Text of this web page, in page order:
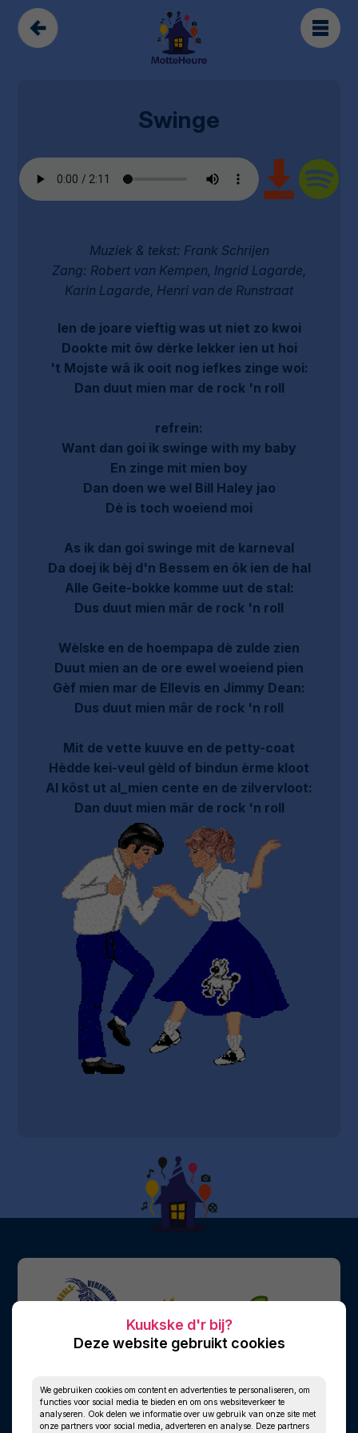
Swinge
Muziek & tekst: Frank Schrijen
Zang: Robert van Kempen, Ingrid Lagarde,
Karin Lagarde, Henri van de Runstraat
Ien de joare vieftig was ut niet zo kwoi
Dookte mit ôw dèrke lekker ien ut hoi
't Mojste wâ ik ooit nog iefkes zinge woi:
Dan duut mien mar de rock 'n roll
refrein:
Want dan goi ik swinge with my baby
En zinge mit mien boy
Dan doen we wel Bill Haley jao
Dè is toch woeiend moi
As ik dan goi swinge mit de karneval
Da doej ik bèj d'n Bessem en ôk ien de hal
Alle Geite-bokke komme uut de stal:
Dus duut mien mâr de rock 'n roll
Wèlske en de hoempapa dè zulde zien
Duut mien an de ore ewel woeiend pien
Gèf mien mar de Ellevis en Jimmy Dean:
Dus duut mien mâr de rock 'n roll
Mit de vette kuuve en de petty-coat
Hèdde kei-veul gèld of bindun èrme kloot
Al kôst ut al_mien cente en de zilvervloot:
Dan duut mien mâr de rock 'n roll
Deze website gebruikt cookies
We gebruiken cookies om content en advertenties te personaliseren, om
functies voor social media te bieden en om ons websiteverkeer te
analyseren. Ook delen we informatie over uw gebruik van onze site met
onze partners voor social media, adverteren en analyse. Deze partners